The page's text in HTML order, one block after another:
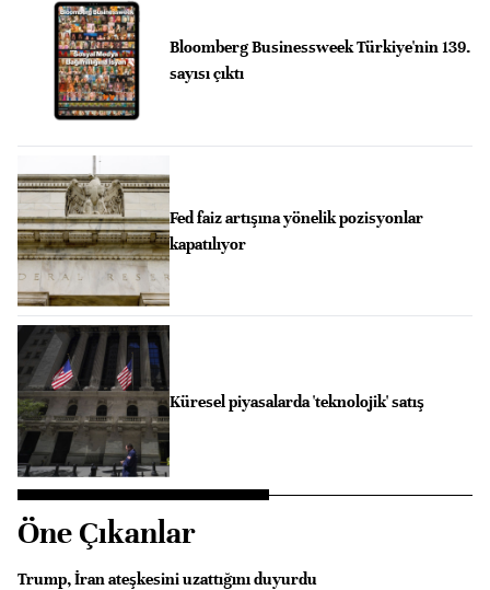
Bloomberg Businessweek Türkiye'nin 139.
sayısı çıktı
Fed faiz artışına yönelik pozisyonlar
kapatılıyor
Küresel piyasalarda 'teknolojik' satış
Öne Çıkanlar
Trump, İran ateşkesini uzattığını duyurdu